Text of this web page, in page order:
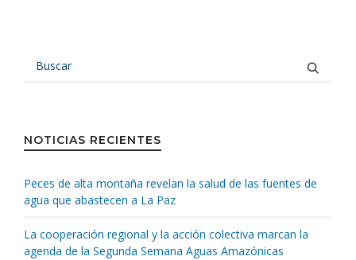
NOTICIAS RECIENTES
Peces de alta montaña revelan la salud de las fuentes de
agua que abastecen a La Paz
La cooperación regional y la acción colectiva marcan la
agenda de la Segunda Semana Aguas Amazónicas